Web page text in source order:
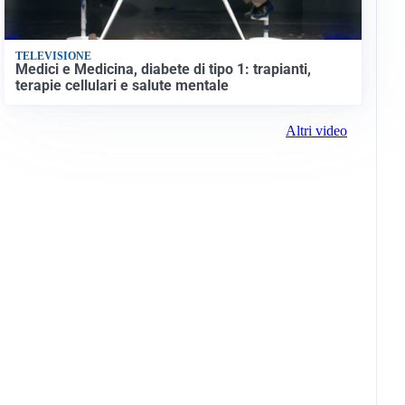
TELEVISIONE
Medici e Medicina, diabete di tipo 1: trapianti,
terapie cellulari e salute mentale
Altri video